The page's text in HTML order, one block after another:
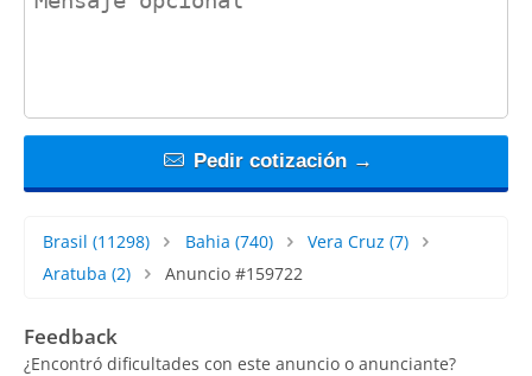
Pedir cotización →
Brasil (11298) Bahia (740) Vera Cruz (7)
Aratuba (2) Anuncio #159722
Feedback
¿Encontró dificultades con este anuncio o anunciante?